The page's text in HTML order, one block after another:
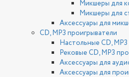
Микшеры для
Микшеры для
Аксессуары для
CD, MP3 проигрыватели
Настольные CD,
Рековые CD, MP3
Аксессуары для
Аксессуары для